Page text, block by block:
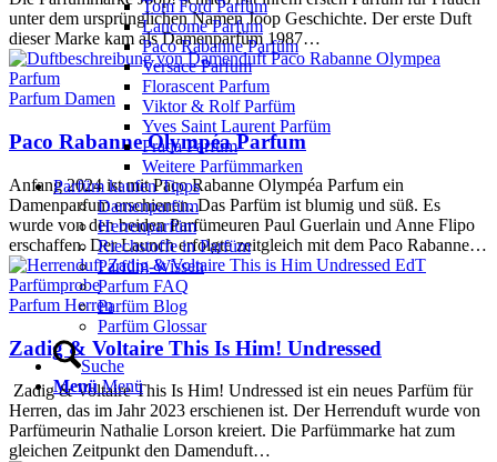
Tom Ford Parfüm
Lancome Parfum
Paco Rabanne Parfüm
Versace Parfum
Florascent Parfum
Viktor & Rolf Parfüm
Yves Saint Laurent Parfüm
Prada Parfüm
Weitere Parfümmarken
Parfüm kaufen Tipps
Damenparfüm
Herrenparfüm
Riechstoffe in Parfüm
Parfüm-Wissen
Parfum FAQ
Parfüm Blog
Parfüm Glossar
Suche
Menü Menü
unter dem ursprünglichen Namen Joop Geschichte. Der erste Duft
dieser Marke kam als Damenparfüm 1987…
Parfum Damen
Paco Rabanne Olympéa Parfum
Anfang 2024 ist mit Paco Rabanne Olympéa Parfum ein
Damenparfum erschienen. Das Parfüm ist blumig und süß. Es
wurde von den beiden Parfümeuren Paul Guerlain und Anne Flipo
erschaffen. Der Launch erfolgte zeitgleich mit dem Paco Rabanne…
Parfum Herren
Zadig & Voltaire This Is Him! Undressed
Zadig & Voltaire This Is Him! Undressed ist ein neues Parfüm für
Herren, das im Jahr 2023 erschienen ist. Der Herrenduft wurde von
Parfümeurin Nathalie Lorson kreiert. Die Parfümmarke hat zum
gleichen Zeitpunkt den Damenduft…